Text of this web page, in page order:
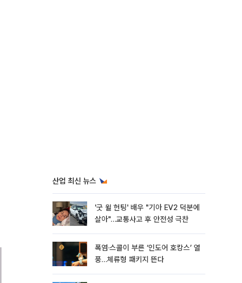
산업 최신 뉴스
'굿 윌 헌팅' 배우 "기아 EV2 덕분에
살아"…교통사고 후 안전성 극찬
폭염·스콜이 부른 ‘인도어 호캉스’ 열
풍…체류형 패키지 뜬다